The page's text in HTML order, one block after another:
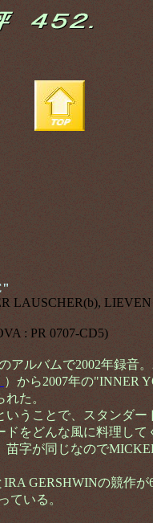
LAUSCHER(b),
: PR 0707-CD5)
アルバムで2002年録音
）から2007年の
た。
いうことで、スタンダ
ドをどんな風に料理し
苗字が同じなので
GERSHWINの競作が
ている。